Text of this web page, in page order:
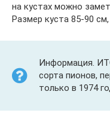
на кустах можно
Размер куста 85-90
Информация.
сорта пионов,
только в 1974